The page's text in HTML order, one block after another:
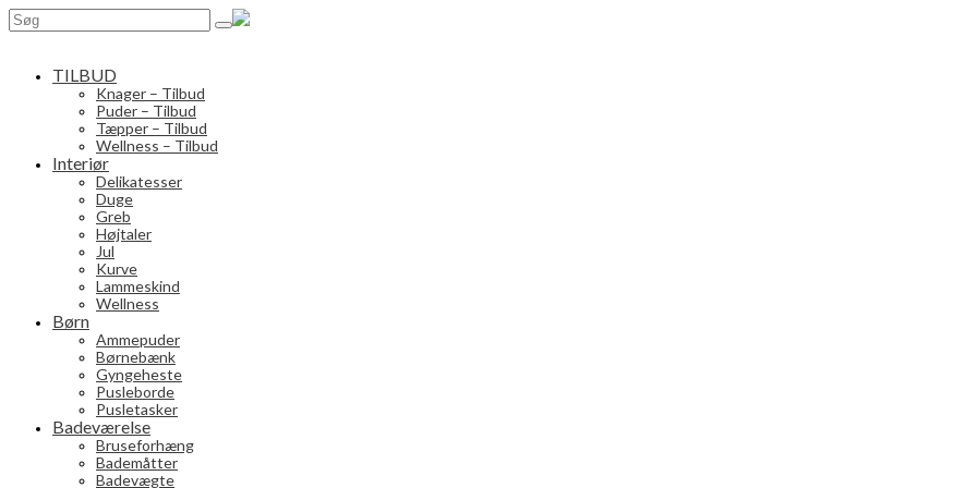
Search
for:
TILBUD
Knager – Tilbud
Puder – Tilbud
Tæpper – Tilbud
Wellness – Tilbud
Interiør
Delikatesser
Duge
Greb
Højtaler
Jul
Kurve
Lammeskind
Wellness
Børn
Ammepuder
Børnebænk
Gyngeheste
Pusleborde
Pusletasker
Badeværelse
Bruseforhæng
Bademåtter
Badevægte